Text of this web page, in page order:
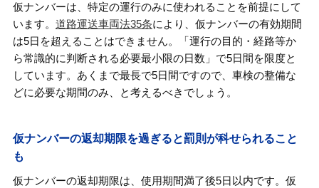
仮ナンバーは、特定の運行のみに使われることを前提にして
います。 道路運送車両法35条により、仮ナンバーの有効期間
は5日を超えることはできません。「運行の目的・経路等か
ら常識的に判断される必要最小限の日数」で5日間を限度と
しています。あくまで最長で5日間ですので、車検の整備な
どに必要な期間のみ、と考えるべきでしょう。
仮ナンバーの返却期限を過ぎると罰則が科せられること
も
仮ナンバーの返却期限は、使用期間満了後5日以内です。仮